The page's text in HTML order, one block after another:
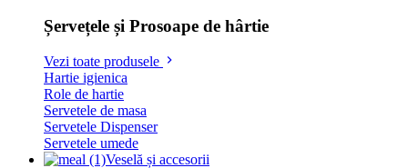
Șervețele și Prosoape de hârtie
Vezi toate produsele
Hartie igienica
Role de hartie
Servetele de masa
Servetele Dispenser
Servetele umede
Veselă și accesorii